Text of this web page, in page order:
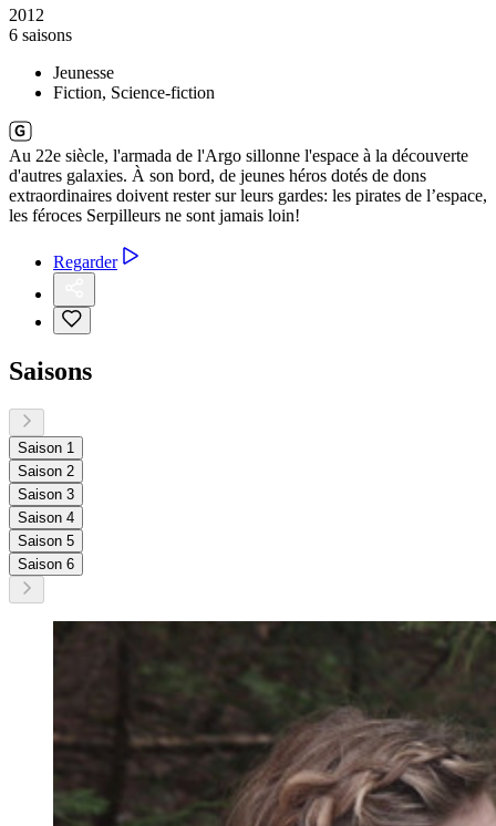
2012
6 saisons
Jeunesse
Fiction, Science-fiction
Au 22e siècle, l'armada de l'Argo sillonne l'espace à la découverte
d'autres galaxies. À son bord, de jeunes héros dotés de dons
extraordinaires doivent rester sur leurs gardes: les pirates de l’espace,
les féroces Serpilleurs ne sont jamais loin!
Regarder
Saisons
Saison 1
Saison 2
Saison 3
Saison 4
Saison 5
Saison 6